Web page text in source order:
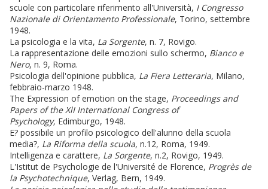
scuole con particolare riferimento all'Università, I Congresso
Nazionale di Orientamento Professionale, Torino, settembre
1948.
La psicologia e la vita, La Sorgente, n. 7, Rovigo.
La rappresentazione delle emozioni sullo schermo, Bianco e
Nero, n. 9, Roma.
Psicologia dell'opinione pubblica, La Fiera Letteraria, Milano,
febbraio-marzo 1948.
The Expression of emotion on the stage, Proceedings and
Papers of the XlI International Congress of
Psychology, Edimburgo, 1948.
E? possibile un profilo psicologico dell'alunno della scuola
media?, La Riforma della scuola, n.12, Roma, 1949.
Intelligenza e carattere, La Sorgente, n.2, Rovigo, 1949.
L'Istitut de Psychologie de l'Université de Florence, Progrès de
la Psychotechnique, Verlag, Bern, 1949.